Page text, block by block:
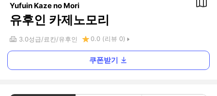
Yufuin Kaze no Mori
유후인 카제노모리
3.0성급 료칸 유후인 0.0 (리뷰 0)
쿠폰받기